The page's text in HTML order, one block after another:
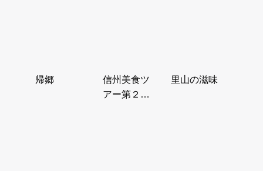
帰郷
信州美食ツ
アー第２
里山の滋味